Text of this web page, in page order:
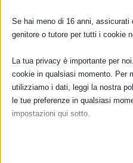
CALENDARIO EVENTI
Non ci sono eventi
TUTTI
Se hai meno di 16 anni,
genitore o tutore per tutti i cookie
La tua privacy è importante per
cookie in qualsiasi momento. Per
utilizziamo i dati, leggi la nostra
le tue preferenze in qualsiasi
impostazioni qui sotto.